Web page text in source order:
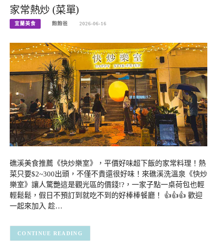
家常熱炒 (菜單)
宜蘭美食 飽飽爸 2026-06-16
礁溪美食推薦《快炒樂室》，平價好味超下飯的家常料理！熱
菜只要$2~300出頭，不僅不貴還很好味！來礁溪洗溫泉《快炒
樂室》讓人驚艷這是觀光區的價錢!?，一家子點一桌荷包也輕
輕鬆鬆，假日不預訂到就吃不到的好棒棒餐廳！ 👍👍👍 歡迎
一起來加入 趁…
CONTINUE READING